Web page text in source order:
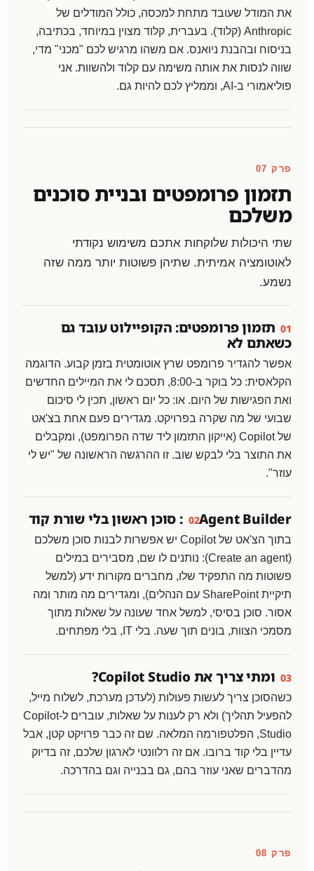
את המודל שעובד מתחת למכסה, כולל המודלים של
Anthropic (קלוד). בעברית, קלוד מצוין במיוחד, בכתיבה,
בניסוח ובהבנת ניואנס. אם משהו מרגיש לכם "מכני" מדי,
שווה לנסות את אותה משימה עם קלוד ולהשוות. אני
פוליאמורי ב-AI, וממליץ לכם להיות גם.
פרק 07
תזמון פרומפטים ובניית סוכנים
משלכם
שתי היכולות שלוקחות אתכם משימוש נקודתי
לאוטומציה אמיתית. שתיהן פשוטות יותר ממה שזה
נשמע.
01 תזמון פרומפטים: הקופיילוט עובד גם
כשאתם לא
אפשר להגדיר פרומפט שרץ אוטומטית בזמן קבוע. הדוגמה
הקלאסית: כל בוקר ב-8:00, תסכם לי את המיילים החדשים
ואת הפגישות של היום. או: כל יום ראשון, תכין לי סיכום
שבועי של מה שקרה בפרויקט. מגדירים פעם אחת בצ'אט
של Copilot (אייקון התזמון ליד שדה הפרומפט), ומקבלים
את התוצר בלי לבקש שוב. זו ההרגשה הראשונה של "יש לי
עוזר".
02Agent Builder: סוכן ראשון בלי שורת קוד
בתוך הצ'אט של Copilot יש אפשרות לבנות סוכן משלכם
(Create an agent): נותנים לו שם, מסבירים במילים
פשוטות מה התפקיד שלו, מחברים מקורות ידע (למשל
תיקיית SharePoint עם הנהלים), ומגדירים מה מותר ומה
אסור. סוכן בסיסי, למשל אחד שעונה על שאלות מתוך
מסמכי הצוות, בונים תוך שעה. בלי IT, בלי מפתחים.
03 ומתי צריך את Copilot Studio?
כשהסוכן צריך לעשות פעולות (לעדכן מערכת, לשלוח מייל,
להפעיל תהליך) ולא רק לענות על שאלות, עוברים ל-Copilot
Studio, הפלטפורמה המלאה. שם זה כבר פרויקט קטן, אבל
עדיין בלי קוד ברובו. אם זה רלוונטי לארגון שלכם, זה בדיוק
מהדברים שאני עוזר בהם, גם בבנייה וגם בהדרכה.
פרק 08